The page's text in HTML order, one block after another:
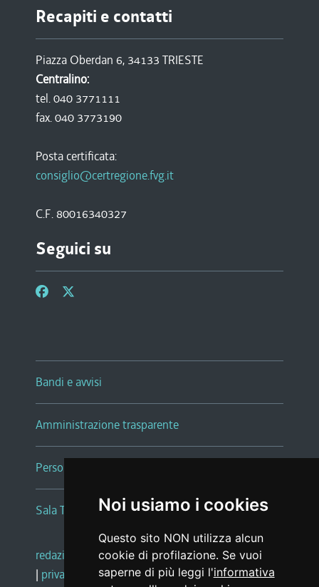
Noi usiamo i cookies
Questo sito NON utilizza alcun
cookie di profilazione. Se vuoi
saperne di più leggi l'informativa
Recapiti e contatti
Piazza Oberdan 6, 34133 TRIESTE
Centralino:
tel. 040 3771111
fax. 040 3773190
Posta certificata:
consiglio@certregione.fvg.it
C.F. 80016340327
Seguici su
Bandi e avvisi
Amministrazione trasparente
Persone e Uffici
Sala Tiziano Tessitori
redazione web |note legali |glossario
| privacy
social media policy